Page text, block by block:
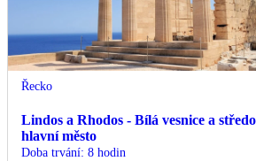
Řecko
Lindos a Rhodos - Bílá vesnice a
hlavní město
Doba trvání: 8 hodin